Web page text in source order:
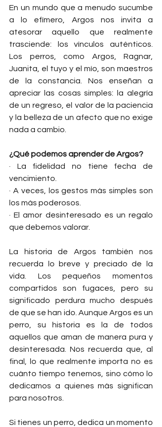
En un mundo que a menudo sucumbe
a lo efímero, Argos nos invita a
atesorar aquello que realmente
trasciende: los vínculos auténticos.
Los perros, como Argos, Ragnar,
Juanita, el tuyo y el mío, son maestros
de la constancia. Nos enseñan a
apreciar las cosas simples: la alegría
de un regreso, el valor de la paciencia
y la belleza de un afecto que no exige
nada a cambio.
¿Qué podemos aprender de Argos?
· La fidelidad no tiene fecha de
vencimiento.
· A veces, los gestos más simples son
los más poderosos.
· El amor desinteresado es un regalo
que debemos valorar.
La historia de Argos también nos
recuerda lo breve y preciado de la
vida. Los pequeños momentos
compartidos son fugaces, pero su
significado perdura mucho después
de que se han ido. Aunque Argos es un
perro, su historia es la de todos
aquellos que aman de manera pura y
desinteresada. Nos recuerda que, al
final, lo que realmente importa no es
cuánto tiempo tenemos, sino cómo lo
dedicamos a quienes más significan
para nosotros.
Si tienes un perro, dedica un momento